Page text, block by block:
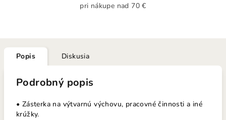
pri nákupe nad 70 €
Popis Diskusia
Podrobný popis
• Zásterka na výtvarnú výchovu, pracovné činnosti a iné
krúžky.